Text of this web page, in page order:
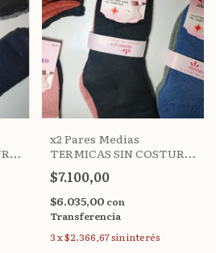
x2 Pares Medias
TERMICAS SIN COSTURA
para DIABÉTICOS
Amanecer (36-40)
$7.100,00
$6.035,00 con
Transferencia
3x$2.366,67sin interés